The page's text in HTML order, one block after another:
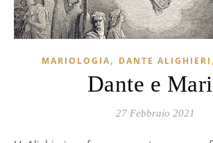
MARIOLOGIA, DANTE ALIGHIERI ,
Dante e
27 Febbraio 2021